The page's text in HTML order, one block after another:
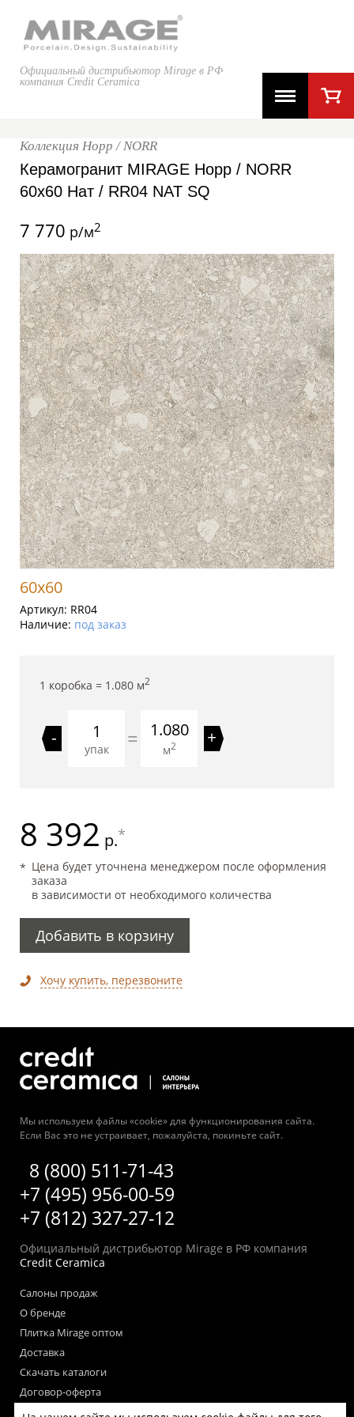
Официальный дистрибьютор Mirage в РФ
компания Credit Ceramica
Коллекция Норр / NORR
Керамогранит MIRAGE Норр / NORR
60x60 Нат / RR04 NAT SQ
7 770 р/м2
60x60
Артикул: RR04
Наличие: под заказ
1 коробка = 1.080 м2
-
упак = 1.080
м2 +
8 392 р.*
Цена будет уточнена менеджером после оформления
заказа
в зависимости от необходимого количества
Добавить в корзину
Хочу купить, перезвоните
Мы используем файлы «cookie» для функционирования сайта.
Если Вас это не устраивает, пожалуйста, покиньте сайт.
8 (800) 511-71-43
+7 (495) 956-00-59
+7 (812) 327-27-12
Официальный дистрибьютор Mirage в РФ компания
Credit Ceramica
Салоны продаж
О бренде
Плитка Mirage оптом
Доставка
Скачать каталоги
Договор-оферта
Пользовательское соглашение